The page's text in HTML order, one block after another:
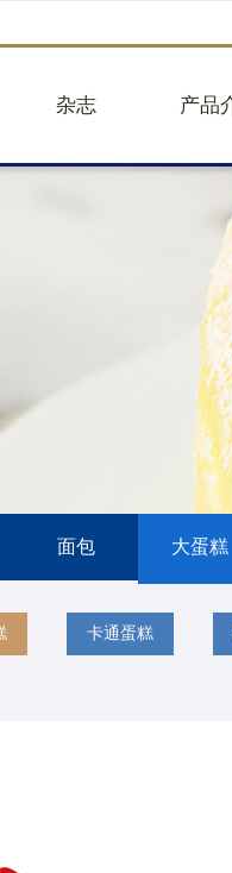
杂志 产品
企业
蛋糕
面包
大蛋
小蛋
轻餐
礼盒
饮品
商品
面包 大蛋糕
卡通蛋糕